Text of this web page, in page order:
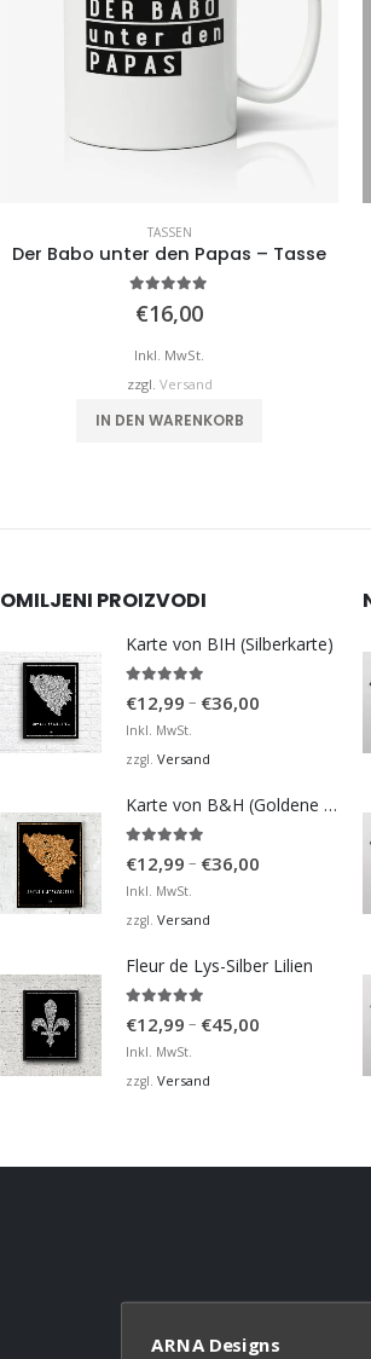
TASSEN
Der Babo unter den Papas – Tasse
€16,00
Inkl. MwSt.
zzgl. Versand
IN DEN WARENKORB
OMILJENI PROIZVODI
Karte von BIH (Silberkarte)
€12,99 – €36,00
Inkl. MwSt.
zzgl. Versand
Karte von B&H (Goldene Karte)
€12,99 – €36,00
Inkl. MwSt.
zzgl. Versand
Fleur de Lys-Silber Lilien
€12,99 – €45,00
Inkl. MwSt.
zzgl. Versand
ARNA Designs